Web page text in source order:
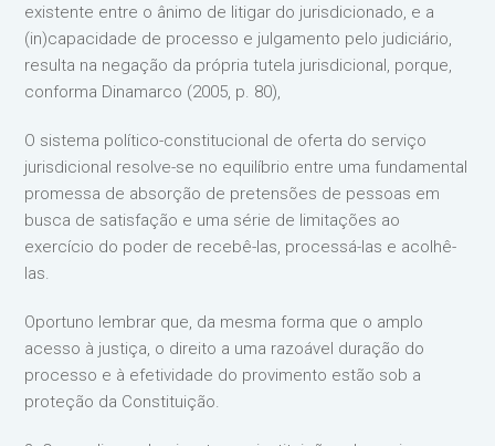
existente entre o ânimo de litigar do jurisdicionado, e a
(in)capacidade de processo e julgamento pelo judiciário,
resulta na negação da própria tutela jurisdicional, porque,
conforma Dinamarco (2005, p. 80),
O sistema político-constitucional de oferta do serviço
jurisdicional resolve-se no equilíbrio entre uma fundamental
promessa de absorção de pretensões de pessoas em
busca de satisfação e uma série de limitações ao
exercício do poder de recebê-las, processá-las e acolhê-
las.
Oportuno lembrar que, da mesma forma que o amplo
acesso à justiça, o direito a uma razoável duração do
processo e à efetividade do provimento estão sob a
proteção da Constituição.